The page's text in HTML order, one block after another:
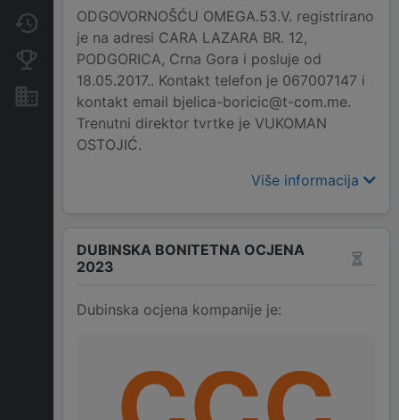
Promjene
Konkurentne kompanije
Nekretnine i imovina
ODGOVORNOŠĆU OMEGA.53.V. registrirano
je na adresi CARA LAZARA BR. 12,
PODGORICA, Crna Gora i posluje od
18.05.2017.. Kontakt telefon je 067007147 i
kontakt email bjelica-boricic@t-com.me.
Trenutni direktor tvrtke je VUKOMAN
OSTOJIĆ.
Više informacija
DUBINSKA BONITETNA OCJENA
2023
Dubinska ocjena kompanije je: